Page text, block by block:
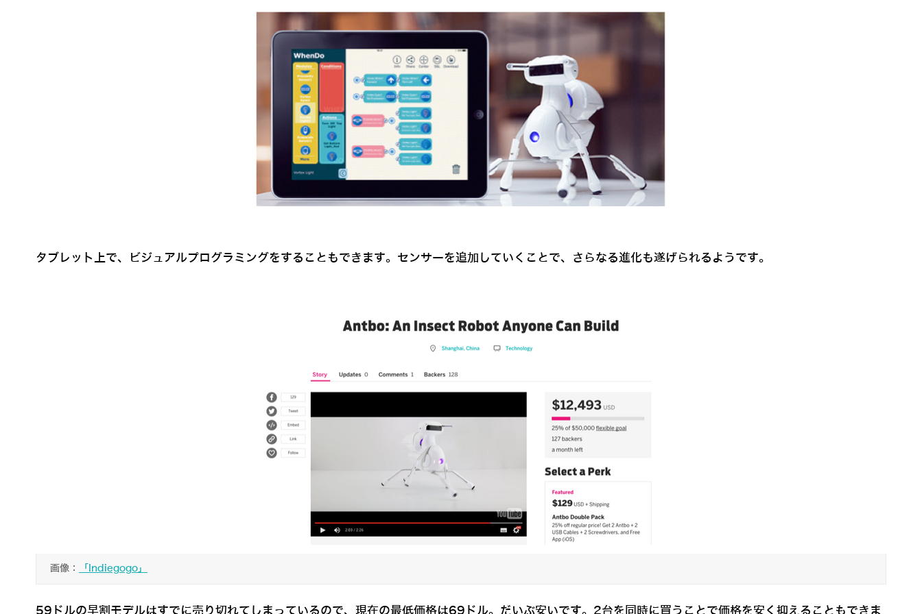
タブレット上で、ビジュアルプログラミングをすることもできます。センサーを追加していくことで、さらなる進化も遂げられるようです。
画像： 「Indiegogo」
59ドルの早割モデルはすでに売り切れてしまっているので、現在の最低価格は69ドル。だいぶ安いです。2台を同時に買うことで価格を安く抑えることもできま